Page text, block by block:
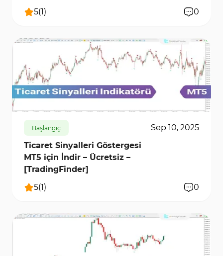
5(1 ) 0
1250 7088 0
Başlangıç
Sep 10, 2025
Ticaret Sinyalleri Göstergesi
MT5 için İndir – Ücretsiz –
[TradingFinder]
5(1) 0